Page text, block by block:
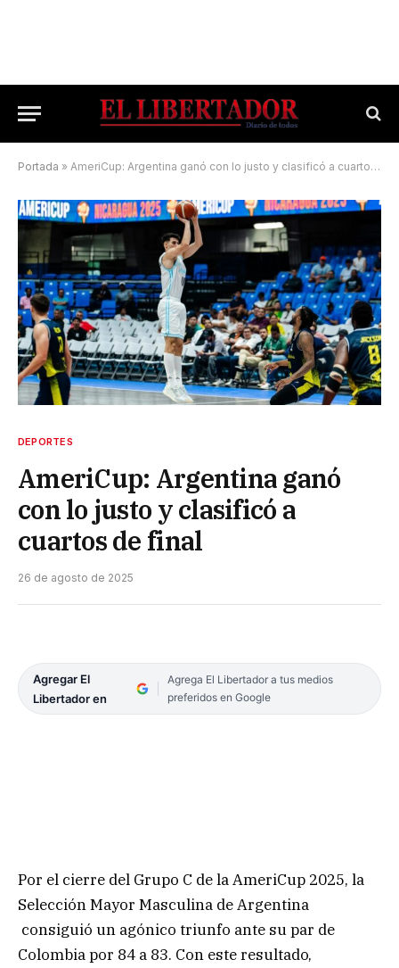
Portada » AmeriCup: Argentina ganó con lo justo y clasificó a cuartos de final
DEPORTES
AmeriCup: Argentina ganó
con lo justo y clasificó a
cuartos de final
26 de agosto de 2025
Agregar El
Libertador en
Agrega El Libertador a tus medios
preferidos en Google
Por el cierre del Grupo C de la AmeriCup 2025, la
Selección Mayor Masculina de Argentina
consiguió un agónico triunfo ante su par de
Colombia por 84 a 83. Con este resultado,